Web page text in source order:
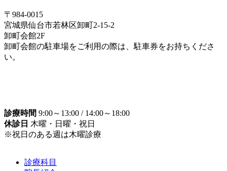
〒984-0015
宮城県仙台市若林区卸町2-15-2
卸町会館2F
卸町会館の駐車場をご利用の際は、駐車券をお持ちくださ
い。
診療時間 9:00～13:00 / 14:00～18:00
休診日 木曜・日曜・祝日
※祝日のある週は木曜診療
診療科目